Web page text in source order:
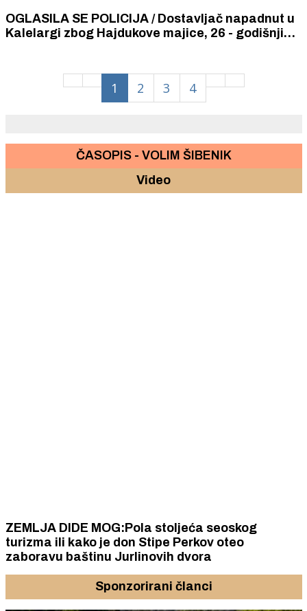
OGLASILA SE POLICIJA / Dostavljač napadnut u
Kalelargi zbog Hajdukove majice, 26 - godišnji
1 2 3 4
ČASOPIS - VOLIM ŠIBENIK
Video
ZEMLJA DIDE MOG:Pola stoljeća seoskog
turizma ili kako je don Stipe Perkov oteo
zaboravu baštinu Jurlinovih dvora
Sponzorirani članci